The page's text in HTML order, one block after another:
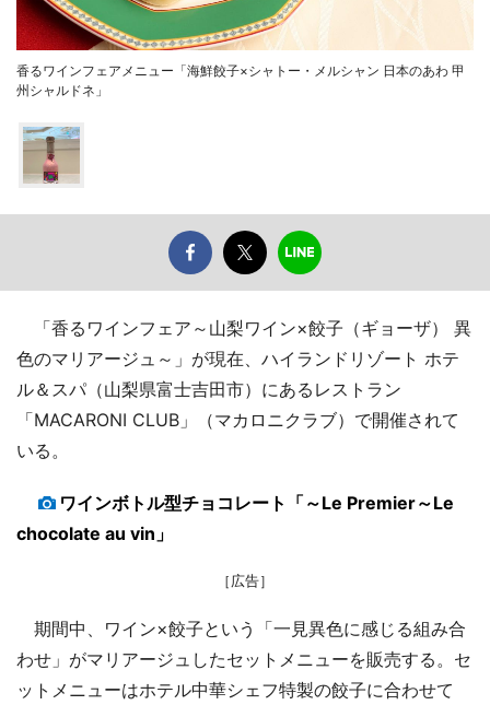
香るワインフェアメニュー「海鮮餃子×シャトー・メルシャン 日本のあわ 甲
州シャルドネ」
「香るワインフェア～山梨ワイン×餃子（ギョーザ） 異
色のマリアージュ～」が現在、ハイランドリゾート ホテ
ル＆スパ（山梨県富士吉田市）にあるレストラン
「MACARONI CLUB」（マカロニクラブ）で開催されて
いる。
ワインボトル型チョコレート「～Le Premier～Le
chocolate au vin」
［広告］
期間中、ワイン×餃子という「一見異色に感じる組み合
わせ」がマリアージュしたセットメニューを販売する。セ
ットメニューはホテル中華シェフ特製の餃子に合わせて